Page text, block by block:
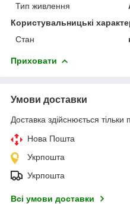
Тип живлення
Користувальницькі
Стан
Приховати
Умови доставки
Доставка здійснюється тільки
Нова Пошта
Укрпошта
Укрпошта
Всі умови доставки